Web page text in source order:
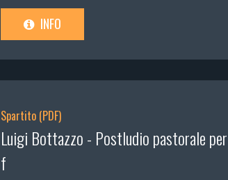
INFO
Spartito (PDF)
Luigi Bottazzo - Postludio pastorale
f